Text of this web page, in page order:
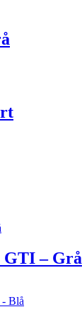
GTI – Grå